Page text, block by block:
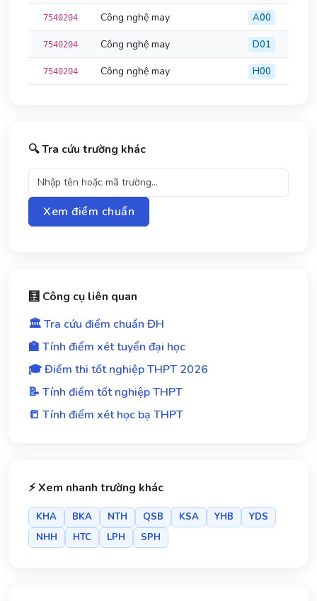
7540204 Công nghệ may A00
7540204 Công nghệ may D01
7540204 Công nghệ may H00
🔍 Tra cứu trường khác
Xem điểm chuẩn
🧮 Công cụ liên quan
🏛️ Tra cứu điểm chuẩn ĐH
🏫 Tính điểm xét tuyển đại học
🎓 Điểm thi tốt nghiệp THPT 2026
📝 Tính điểm tốt nghiệp THPT
📒 Tính điểm xét học bạ THPT
⚡ Xem nhanh trường khác
KHA BKA NTH QSB KSA YHB
YDS
NHH
HTC LPH SPH